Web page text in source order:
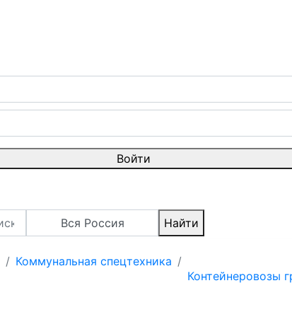
Войти
Вся Россия Найти
Коммунальная спецтехника
Контейнеровозы